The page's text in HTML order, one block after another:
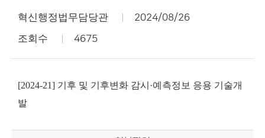
혁신행정법무담당관 2024/08/26
조회수 4675
[2024-21] 기후 및 기후변화 감시·예측정보 응용 기술개
발